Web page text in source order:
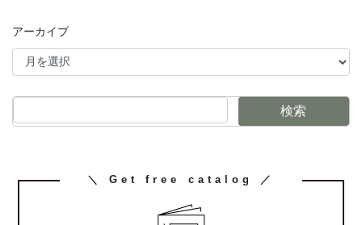
アーカイブ
検索
カ
＼ Get free catalog ／